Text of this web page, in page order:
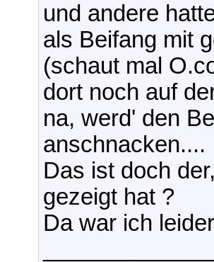
und andere
als Beifang mit
(schaut mal
dort noch auf
na, werd' den
anschnacken....
Das ist doch
gezeigt hat ?
Da war ich